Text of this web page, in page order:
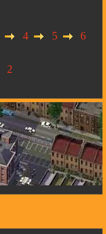
4 5
6
2